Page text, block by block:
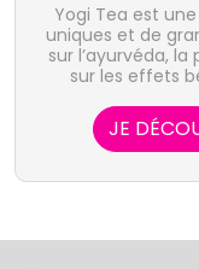
Yogi Tea est
uniques et de
sur l’ayurvéda,
sur les effets
JE